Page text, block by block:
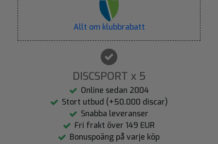
Allt om klubbrabatt
DISCSPORT x 5
Online sedan 2004
Stort utbud (+50.000 discar)
Snabba leveranser
Fri frakt över 149 EUR
Bonuspoäng på varje köp